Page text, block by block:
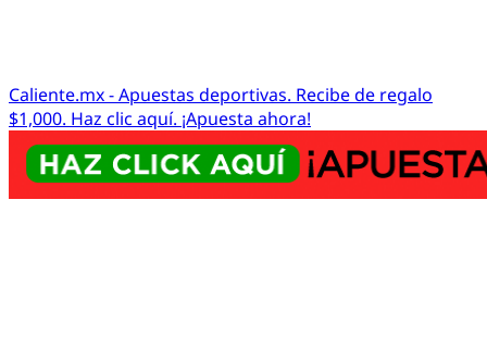
Caliente.mx - Apuestas deportivas. Recibe de regalo
$1,000. Haz clic aquí. ¡Apuesta ahora!